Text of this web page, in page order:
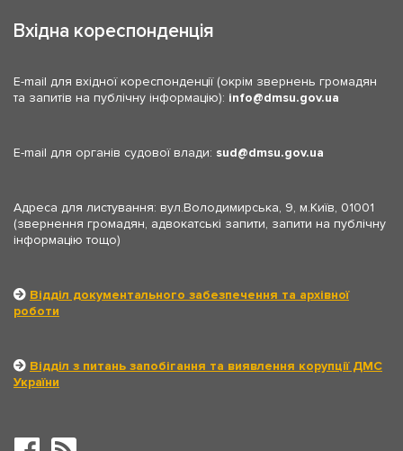
Вхідна кореспонденція
E-mail для вхідної кореспонденції (окрім звернень громадян
та запитів на публічну інформацію): info dmsu.gov.ua
E-mail для органів судової влади: sud dmsu.gov.ua
Адреса для листування: вул.Володимирська, 9, м.Київ, 01001
(звернення громадян, адвокатські запити, запити на публічну
інформацію тощо)
Відділ документального забезпечення та архівної
роботи
Відділ з питань запобігання та виявлення корупції ДМС
України